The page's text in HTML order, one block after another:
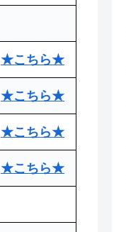
★こちら★
★こちら★
★こちら★
★こちら★